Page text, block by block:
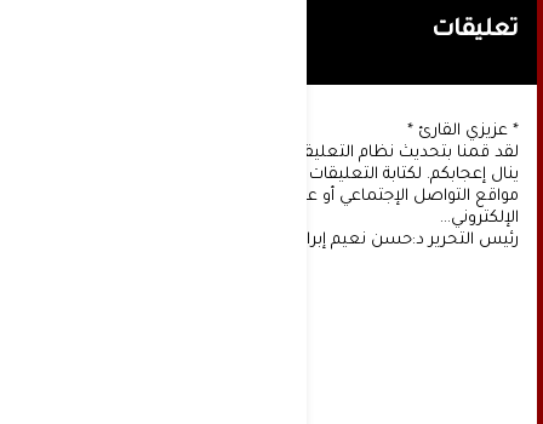
تعليقات
* عزيزي القارئ *
لقد قمنا بتحديث نظام التعليقات على موقعنا، ونأمل أن
ينال إعجابكم. لكتابة التعليقات يجب أولا التسجيل عن طريق
مواقع التواصل الإجتماعي أو عن طريق خدمة البريد
الإلكتروني...
رئيس التحرير د:حسن نعيم إبراهيم.